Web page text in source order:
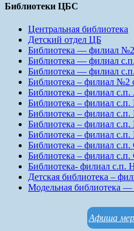
Библиотеки ЦБС
Центральная библиотека
Детский отдел ЦБ
Библиотека — филиал
Библиотека — филиал
Библиотека — филиал
Библиотека – филиал №2
Библиотека – филиал
Библиотека – филиал
Библиотека – филиал
Библиотека – филиал
Библиотека – филиал с.п.
Библиотека – филиал
Библиотека – филиал
Библиотека- филиал с.п.
Детская библиотека –
Модельная библиотека
Афиша